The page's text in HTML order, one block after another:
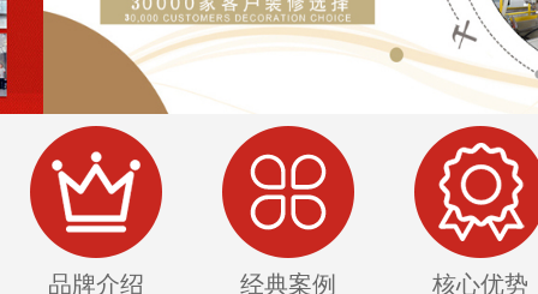
品牌介绍 经典案例 核心优势